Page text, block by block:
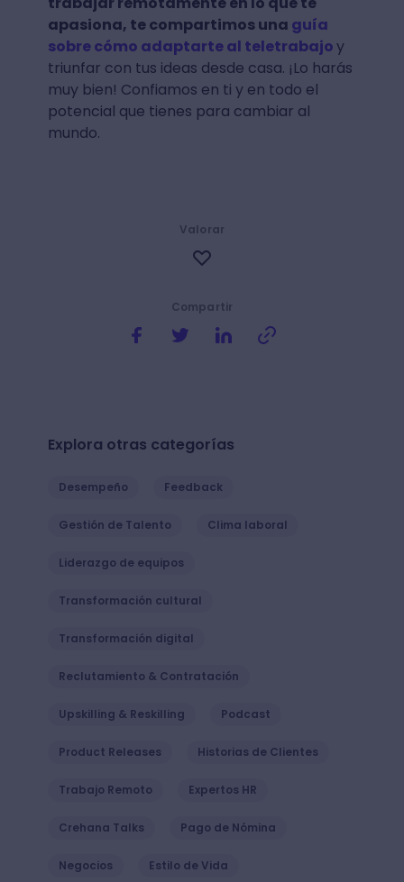
apasiona, te compartimos una guía
sobre cómo adaptarte al teletrabajoy
triunfar con tus ideas desde casa. ¡Lo harás
muy bien! Confiamos en ti y en todo el
potencial que tienes para cambiar al
mundo.
Compartir
Valorar
Explora otras categorías
Desempeño Feedback
Gestión de Talento Clima laboral
Liderazgo de equipos
Transformación cultural
Transformación digital
Reclutamiento & Contratación
Upskilling & Reskilling Podcast
Product Releases Historias de Clientes
Trabajo Remoto Expertos HR
Crehana Talks Pago de Nómina
Negocios Estilo de Vida